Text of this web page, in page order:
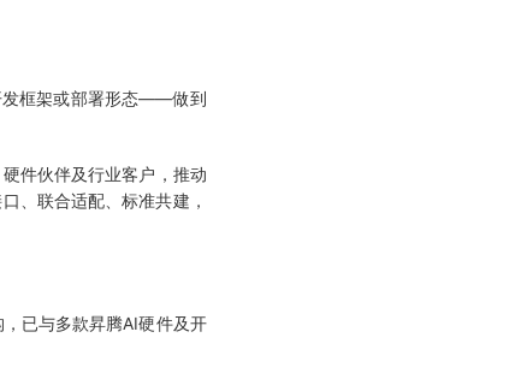
发框架或部署形态——做到
件伙伴及行业客户，推动
、联合适配、标准共建，
已与多款昇腾AI硬件及开